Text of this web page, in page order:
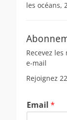
les océans,
Recevez
e-mail
Rejoignez
Email *